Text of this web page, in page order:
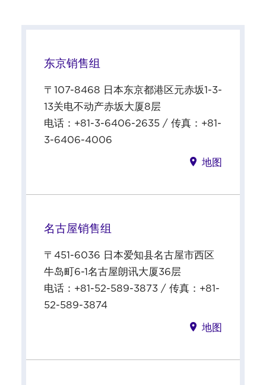
东京销售组
〒107-8468 日本东京都港区元赤坂1-3-
13关电不动产赤坂大厦8层
电话：+81-3-6406-2635 / 传真：+81-
3-6406-4006
地图
名古屋销售组
〒451-6036 日本爱知县名古屋市西区
牛岛町6-1名古屋朗讯大厦36层
电话：+81-52-589-3873 / 传真：+81-
52-589-3874
地图